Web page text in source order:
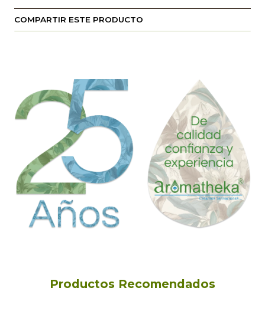
COMPARTIR ESTE PRODUCTO
Productos Recomendados